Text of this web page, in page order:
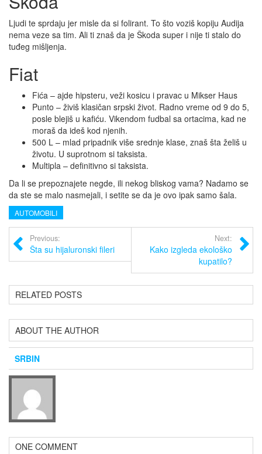
Ljudi te sprdaju jer misle da si folirant. To što voziš kopiju Audija
nema veze sa tim. Ali ti znaš da je Škoda super i nije ti stalo do
tuđeg mišljenja.
Fiat
Fića – ajde hipsteru, veži kosicu i pravac u Mikser Haus
Punto – živiš klasičan srpski život. Radno vreme od 9 do 5,
posle blejiš u kafiću. Vikendom fudbal sa ortacima, kad ne
moraš da ideš kod njenih.
500 L – mlad pripadnik više srednje klase, znaš šta želiš u
životu. U suprotnom si taksista.
Multipla – definitivno si taksista.
Da li se prepoznajete negde, ili nekog bliskog vama? Nadamo se
da ste se malo nasmejali, i setite se da je ovo ipak samo šala.
AUTOMOBILI
Previous:
Šta su hijaluronski fileri
Next:
Kako izgleda ekološko
kupatilo?
RELATED POSTS
ABOUT THE AUTHOR
SRBIN
ONE COMMENT